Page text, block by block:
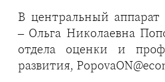
В центральный
– Ольга Николаевна
отдела оценки и
развития,